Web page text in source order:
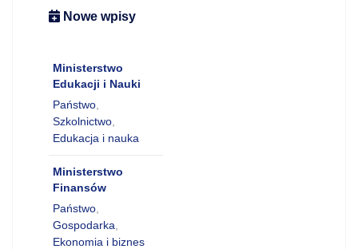
Nowe wpisy
Ministerstwo
Edukacji i Nauki
Państwo
Szkolnictwo
Edukacja i nauka
Ministerstwo
Finansów
Państwo
Gospodarka
Ekonomia i biznes